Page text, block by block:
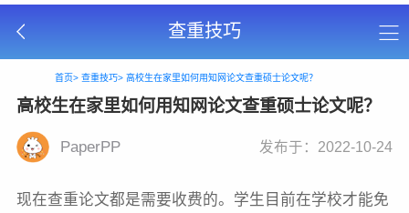
查重技巧
首页> 查重技巧> 高校生在家里如何用知网论文查重硕士论文呢？
高校生在家里如何用知网论文查重硕士论文呢？
PaperPP 发布于：2022-10-24
现在查重论文都是需要收费的。学生目前在学校才能免